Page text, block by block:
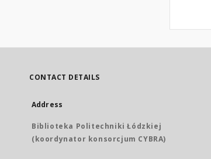
CONTACT DETAILS
Address
Biblioteka Politechniki Łódzkiej
(koordynator konsorcjum CYBRA)